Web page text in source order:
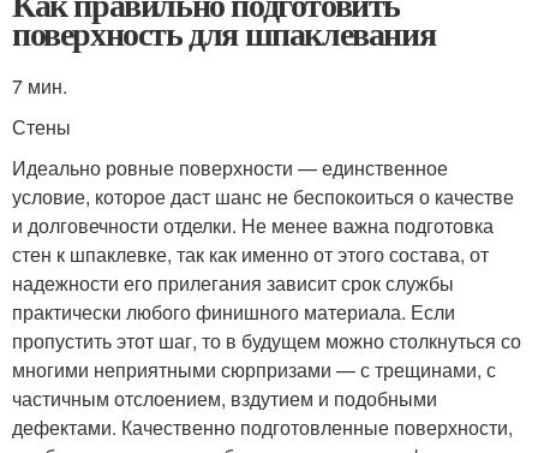
поверхность для шпаклевания
7 мин.
Стены
Идеально ровные поверхности — единственное
условие, которое даст шанс не беспокоиться о качестве
и долговечности отделки. Не менее важна подготовка
стен к шпаклевке, так как именно от этого состава, от
надежности его прилегания зависит срок службы
практически любого финишного материала. Если
пропустить этот шаг, то в будущем можно столкнуться со
многими неприятными сюрпризами — с трещинами, с
частичным отслоением, вздутием и подобными
дефектами. Качественно подготовленные поверхности,